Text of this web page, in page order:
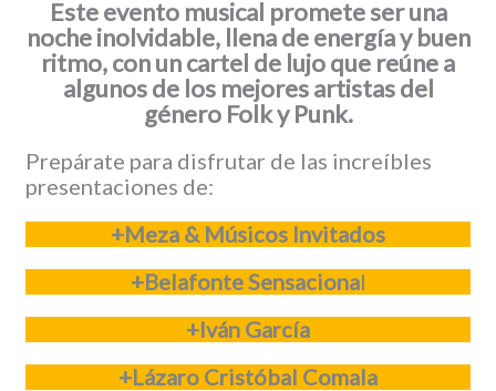
Este evento musical promete ser una
noche inolvidable, llena de energía y buen
ritmo, con un cartel de lujo que reúne a
algunos de los mejores artistas del
género Folk y Punk.
Prepárate para disfrutar de las increíbles
presentaciones de:
+Meza & Músicos Invitados
+Belafonte Sensacional
+Iván García
+Lázaro Cristóbal Comala